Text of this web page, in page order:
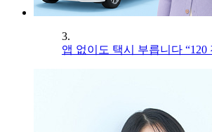
3.
앱 없이도 택시 부릅니다 “120